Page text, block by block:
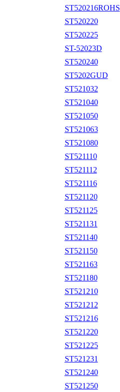
ST520216ROHS
ST520220
ST520225
ST-52023D
ST520240
ST5202GUD
ST521032
ST521040
ST521050
ST521063
ST521080
ST521110
ST521112
ST521116
ST521120
ST521125
ST521131
ST521140
ST521150
ST521163
ST521180
ST521210
ST521212
ST521216
ST521220
ST521225
ST521231
ST521240
ST521250